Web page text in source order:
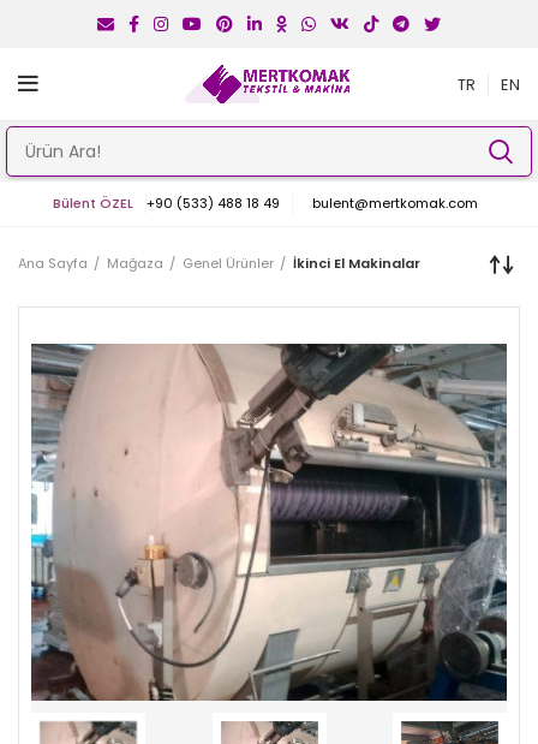
TR EN
Bülent ÖZEL +90 (533) 488 18 49 bulent@mertkomak.com
Ana Sayfa Mağaza Genel Ürünler İkinci El Makinalar